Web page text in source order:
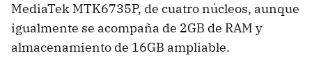
MediaTek MTK6735P, de cuatro núcleos, aunque
igualmente se acompaña de 2GB de RAM y
almacenamiento de 16GB ampliable.